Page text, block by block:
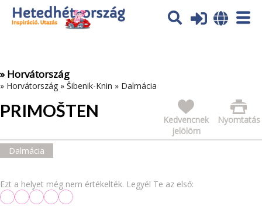
Az oldal sütiket (cookies) használ. További tájékoztatás itt:
Adatvédelmi tájékoztató
» Horvátország
» Horvátország » Šibenik-Knin » Dalmácia
PRIMOŠTEN Nyomtatás
Kedvencnek
jelölöm
Dalmácia
Ezt a helyet még nem értékelték. Legyél Te az első: